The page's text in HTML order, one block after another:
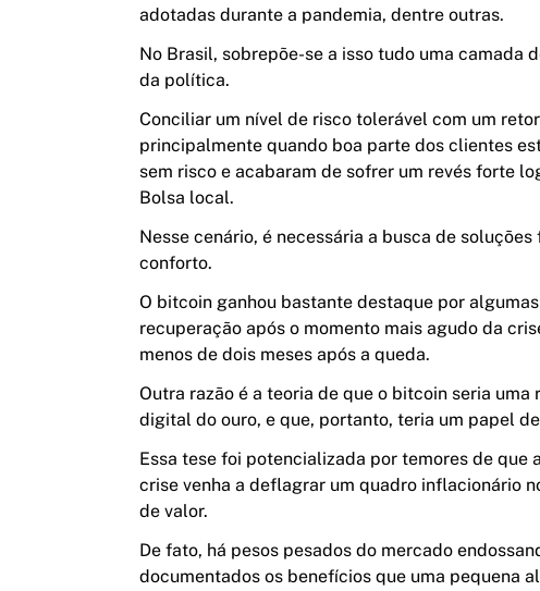
adotadas durante a pandemia, dentre outras.
No Brasil, sobrepõe-se a isso tudo uma camada
da política.
Conciliar um nível de risco tolerável com um
principalmente quando boa parte dos clientes
sem risco e acabaram de sofrer um revés forte
Bolsa local.
Nesse cenário, é necessária a busca de
conforto.
O bitcoin ganhou bastante destaque por
recuperação após o momento mais agudo da
menos de dois meses após a queda.
Outra razão é a teoria de que o bitcoin seria uma
digital do ouro, e que, portanto, teria um papel
Essa tese foi potencializada por temores de que
crise venha a deflagrar um quadro inflacionário
de valor.
De fato, há pesos pesados do mercado
documentados os benefícios que uma pequena